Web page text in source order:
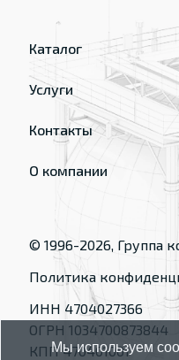
Каталог
Услуги
Контакты
О компании
© 1996-2026, Группа
Политика
ИНН 4704027366
ОГРН 1034700873844
КПП 470401001
Мы используем